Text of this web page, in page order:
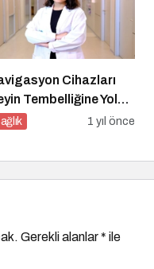
Cihazları
Tembelliğine Yol
mu?
1 yıl önce
Gerekli alanlar* ile